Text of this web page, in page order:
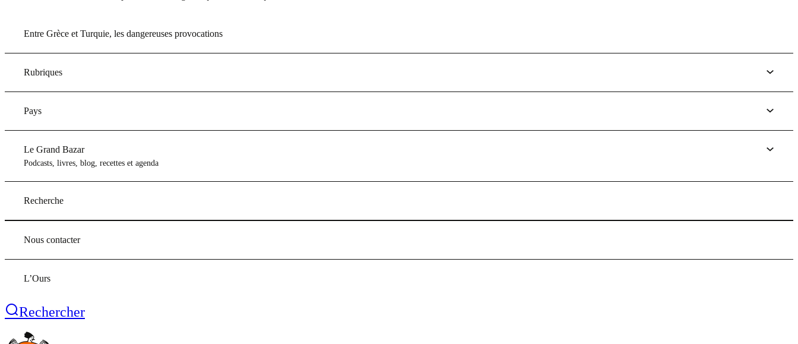
Entre Grèce et Turquie, les dangereuses provocations
Rubriques
Pays
Le Grand Bazar
Podcasts, livres, blog, recettes et agenda
Recherche
Nous contacter
L’Ours
Rechercher